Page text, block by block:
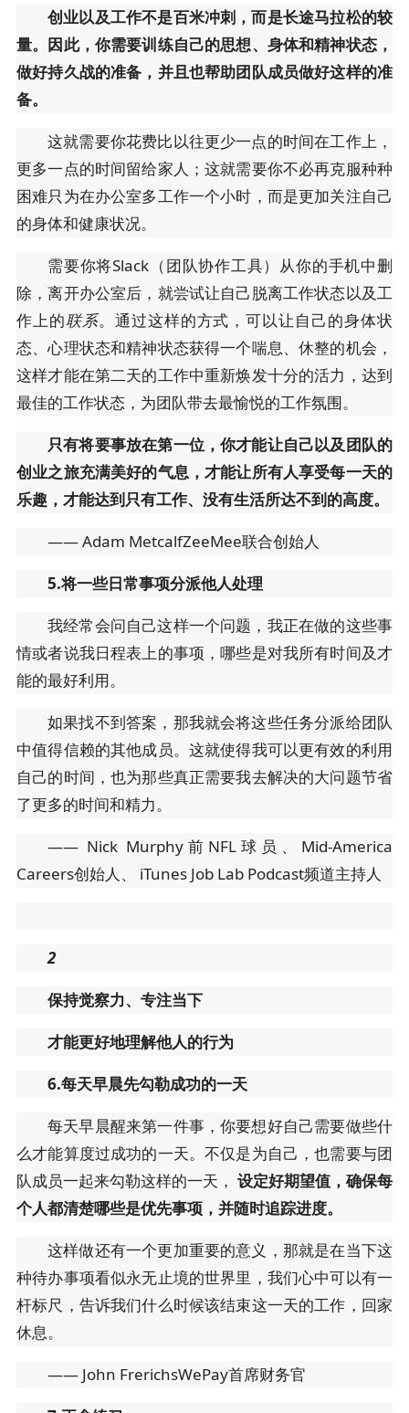
创业以及工作不是百米冲刺，而是长途马拉松的较
量。因此，你需要训练自己的思想、身体和精神状态，
做好持久战的准备，并且也帮助团队成员做好这样的准
备。
这就需要你花费比以往更少一点的时间在工作上，
更多一点的时间留给家人；这就需要你不必再克服种种
困难只为在办公室多工作一个小时，而是更加关注自己
的身体和健康状况。
需要你将Slack（团队协作工具）从你的手机中删
除，离开办公室后，就尝试让自己脱离工作状态以及工
作上的联系。通过这样的方式，可以让自己的身体状
态、心理状态和精神状态获得一个喘息、休整的机会，
这样才能在第二天的工作中重新焕发十分的活力，达到
最佳的工作状态，为团队带去最愉悦的工作氛围。
只有将要事放在第一位，你才能让自己以及团队的
创业之旅充满美好的气息，才能让所有人享受每一天的
乐趣，才能达到只有工作、没有生活所达不到的高度。
—— Adam MetcalfZeeMee联合创始人
5.将一些日常事项分派他人处理
我经常会问自己这样一个问题，我正在做的这些事
情或者说我日程表上的事项，哪些是对我所有时间及才
能的最好利用。
如果找不到答案，那我就会将这些任务分派给团队
中值得信赖的其他成员。这就使得我可以更有效的利用
自己的时间，也为那些真正需要我去解决的大问题节省
了更多的时间和精力。
—— Nick Murphy前NFL球员、Mid-America
Careers创始人、 iTunes Job Lab Podcast频道主持人
2
保持觉察力、专注当下
才能更好地理解他人的行为
6.每天早晨先勾勒成功的一天
每天早晨醒来第一件事，你要想好自己需要做些什
么才能算度过成功的一天。不仅是为自己，也需要与团
队成员一起来勾勒这样的一天， 设定好期望值，确保每
个人都清楚哪些是优先事项，并随时追踪进度。
这样做还有一个更加重要的意义，那就是在当下这
种待办事项看似永无止境的世界里，我们心中可以有一
杆标尺，告诉我们什么时候该结束这一天的工作，回家
休息。
—— John FrerichsWePay首席财务官